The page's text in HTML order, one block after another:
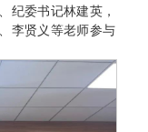
纪委书记林建英，
李贤义等老师参与